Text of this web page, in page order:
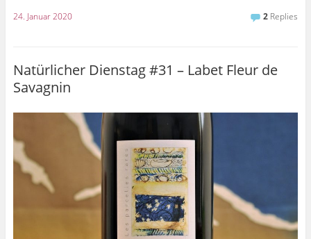
24. Januar 2020 2 Replies
Natürlicher Dienstag #31 – Labet Fleur de
Savagnin